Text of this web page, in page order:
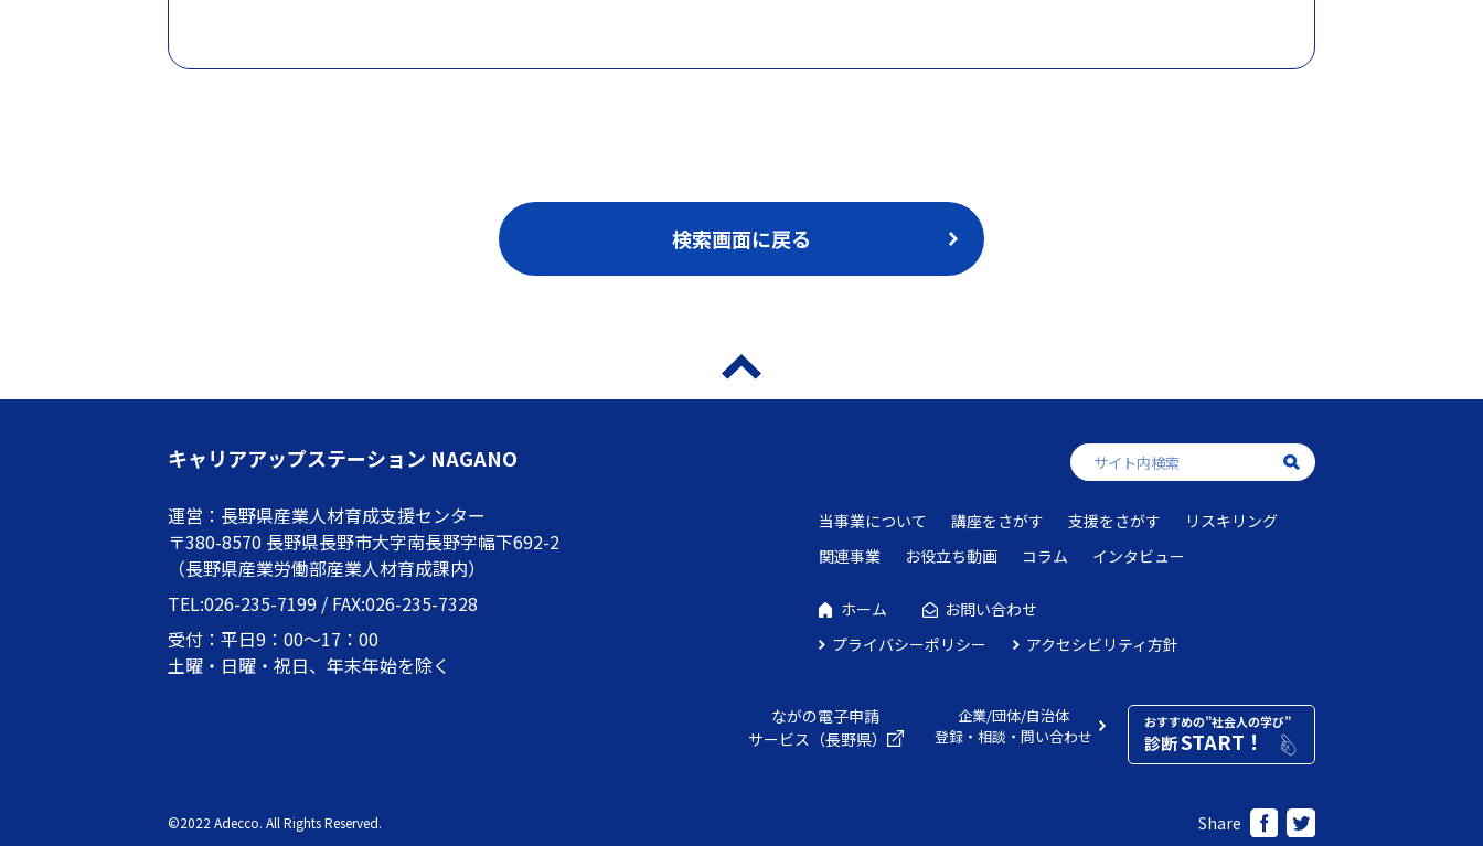
検索画面に戻る
キャリアアップステーション NAGANO
運営：長野県産業人材育成支援センター
〒380-8570 長野県長野市大字南長野字幅下692-2
（長野県産業労働部産業人材育成課内）
TEL:026-235-7199 / FAX:026-235-7328
受付：平日9：00～17：00
土曜・日曜・祝日、年末年始を除く
当事業について 講座をさがす 支援をさがす
リスキリング
関連事業
お役立ち動画 コラム インタビュー
ホーム
お問い合わせ
プライバシーポリシー
アクセシビリティ方針
ながの電子申請
サービス（長野県）
企業/団体/自治体
登録・相談・問い合わせ
おすすめの”社会人の学び”
診断START！
Share
©2022 Adecco. All Rights Reserved.